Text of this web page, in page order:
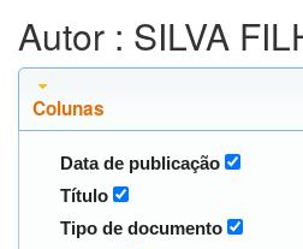
Autor : SILVA
Colunas
Data de publicação
Título
Tipo de documento